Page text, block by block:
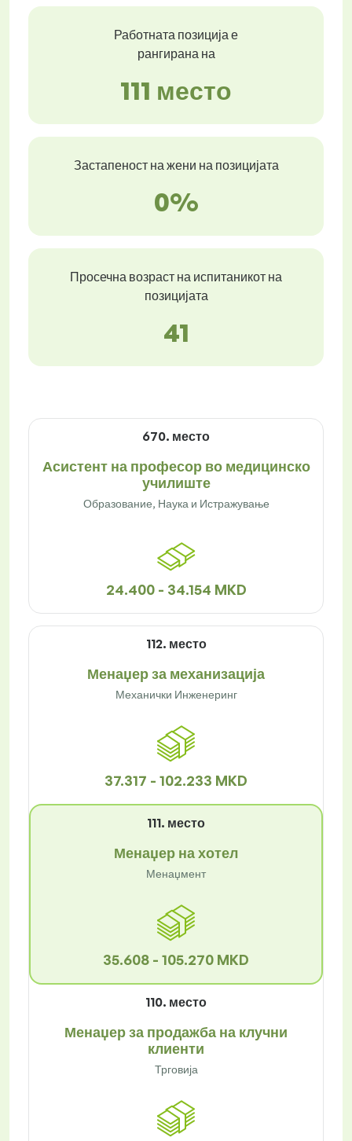
Работната позиција е
рангирана на
111 место
Застапеност на жени на позицијата
0%
Просечна возраст на испитаникот на
позицијата
41
670. место
Асистент на професор во медицинско
училиште
Образование, Наука и Истражување
24.400 - 34.154 MKD
112. место
Менаџер за механизација
Механички Инженеринг
37.317 - 102.233 MKD
111. место
Менаџер на хотел
Менаџмент
35.608 - 105.270 MKD
110. место
Менаџер за продажба на клучни
клиенти
Трговија